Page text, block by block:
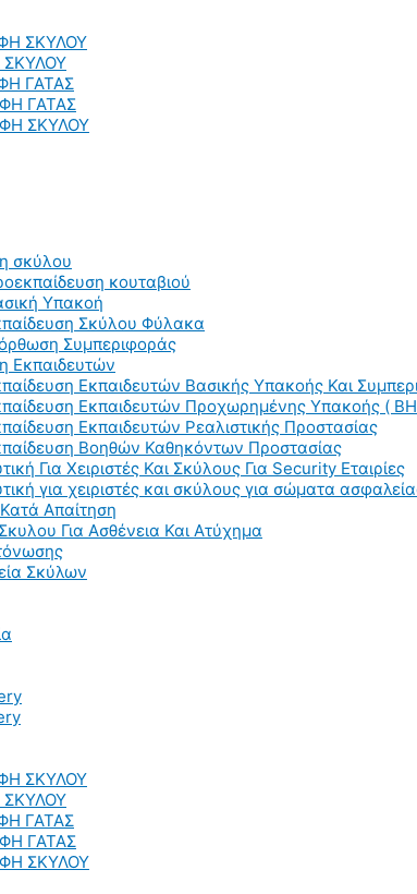
ΣΚΥΛΟΥ
ΣΚΥΛΟΥ
ΓΑΤΑΣ
ΓΑΤΑΣ
ΣΚΥΛΟΥ
σκύλου
κουταβιού
Υπακοή
Σκύλου Φύλακα
Συμπεριφοράς
Εκπαιδευτών
Εκπαιδευτών Βασικής Υπακοής Και
Εκπαιδευτών Προχωρημένης Υπακοής (
Εκπαιδευτών Ρεαλιστικής Προστασίας
Βοηθών Καθηκόντων Προστασίας
Για Χειριστές Και Σκύλους Για Security Εταιρίες
για χειριστές και σκύλους για σώματα
Απαίτηση
Για Ασθένεια Και Ατύχημα
Σκύλων
ΣΚΥΛΟΥ
ΣΚΥΛΟΥ
ΓΑΤΑΣ
ΓΑΤΑΣ
ΣΚΥΛΟΥ